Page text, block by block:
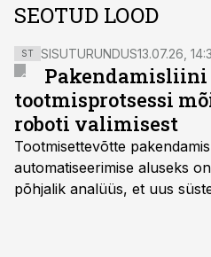
SEOTUD LOOD
ST SISUTURUNDUS13.07.26,
Pakendamisliini
tootmisprotsessi
roboti valimisest
Tootmisettevõtte
automatiseerimise aluseks
põhjalik analüüs, et uus